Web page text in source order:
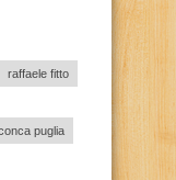
raffaele fitto
puglia